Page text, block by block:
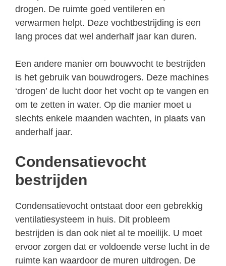
drogen. De ruimte goed ventileren en
verwarmen helpt. Deze vochtbestrijding is een
lang proces dat wel anderhalf jaar kan duren.
Een andere manier om bouwvocht te bestrijden
is het gebruik van bouwdrogers. Deze machines
‘drogen’ de lucht door het vocht op te vangen en
om te zetten in water. Op die manier moet u
slechts enkele maanden wachten, in plaats van
anderhalf jaar.
Condensatievocht
bestrijden
Condensatievocht ontstaat door een gebrekkig
ventilatiesysteem in huis. Dit probleem
bestrijden is dan ook niet al te moeilijk. U moet
ervoor zorgen dat er voldoende verse lucht in de
ruimte kan waardoor de muren uitdrogen. De